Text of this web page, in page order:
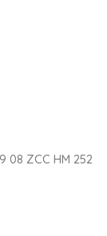
08 ZCC HM 252